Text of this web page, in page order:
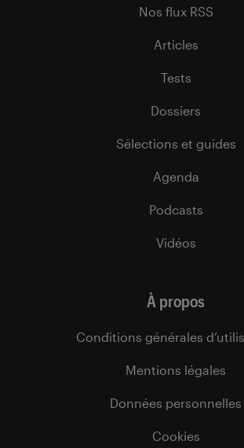
Nos flux RSS
Articles
Tests
Dossiers
Sélections et guides
Agenda
Podcasts
Vidéos
À propos
Conditions générales
Mentions légales
Données personnelles
Cookies